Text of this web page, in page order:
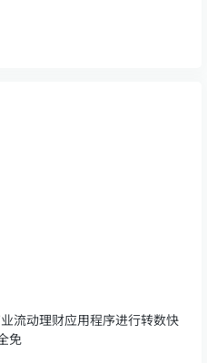
流动理财应用程序进行转数快
免